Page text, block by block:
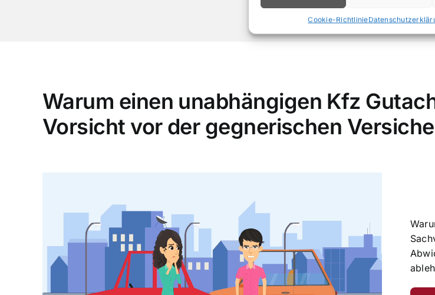
Cookie-Richtlinie
Warum einen unabhängigen Kfz
Vorsicht vor der gegnerischen